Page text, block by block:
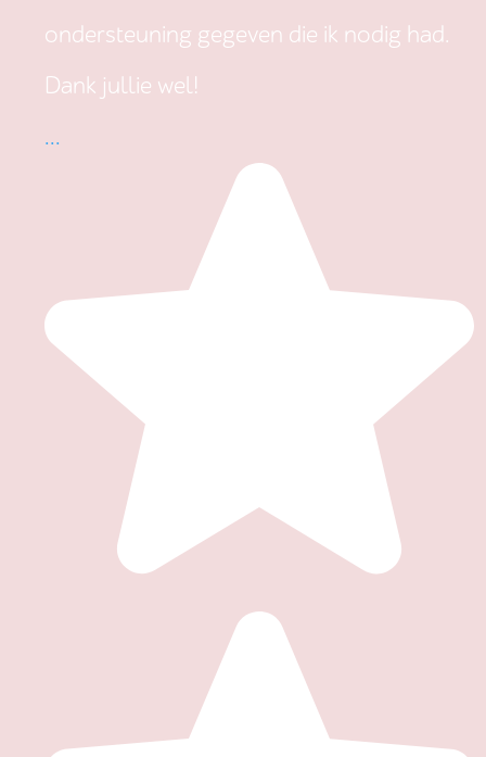
ondersteuning gegeven die ik nodig had.
Dank jullie wel!
...